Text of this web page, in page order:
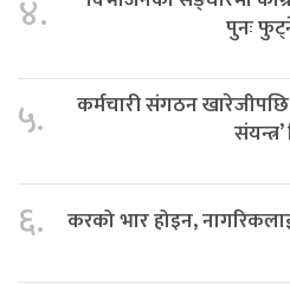
४.
पुनः
५.
कर्मचारी संगठन
६. करको भार होइन,